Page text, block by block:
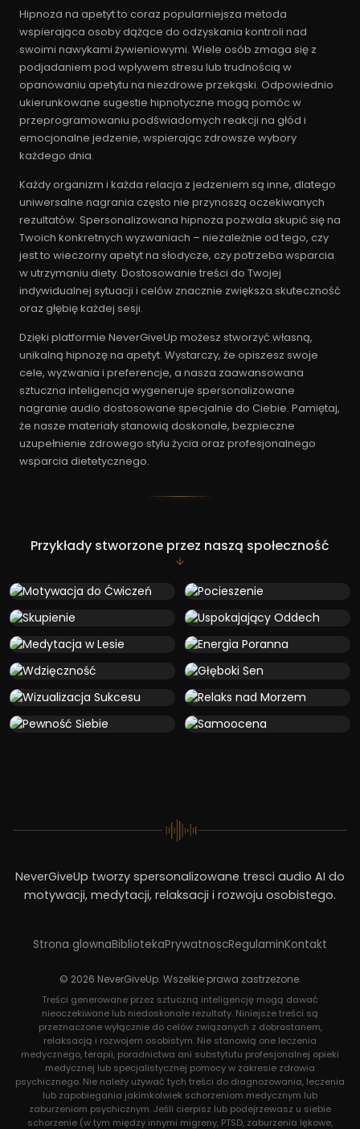
Hipnoza na apetyt to coraz popularniejsza metoda
wspierająca osoby dążące do odzyskania kontroli nad
swoimi nawykami żywieniowymi. Wiele osób zmaga się z
podjadaniem pod wpływem stresu lub trudnością w
opanowaniu apetytu na niezdrowe przekąski. Odpowiednio
ukierunkowane sugestie hipnotyczne mogą pomóc w
przeprogramowaniu podświadomych reakcji na głód i
emocjonalne jedzenie, wspierając zdrowsze wybory
każdego dnia.
Każdy organizm i każda relacja z jedzeniem są inne, dlatego
uniwersalne nagrania często nie przynoszą oczekiwanych
rezultatów. Spersonalizowana hipnoza pozwala skupić się na
Twoich konkretnych wyzwaniach – niezależnie od tego, czy
jest to wieczorny apetyt na słodycze, czy potrzeba wsparcia
w utrzymaniu diety. Dostosowanie treści do Twojej
indywidualnej sytuacji i celów znacznie zwiększa skuteczność
oraz głębię każdej sesji.
Dzięki platformie NeverGiveUp możesz stworzyć własną,
unikalną hipnozę na apetyt. Wystarczy, że opiszesz swoje
cele, wyzwania i preferencje, a nasza zaawansowana
sztuczna inteligencja wygeneruje spersonalizowane
nagranie audio dostosowane specjalnie do Ciebie. Pamiętaj,
że nasze materiały stanowią doskonałe, bezpieczne
uzupełnienie zdrowego stylu życia oraz profesjonalnego
wsparcia dietetycznego.
Przykłady stworzone przez naszą społeczność
NeverGiveUp tworzy spersonalizowane tresci audio AI do
motywacji, medytacji, relaksacji i rozwoju osobistego.
Strona glownaBibliotekaPrywatnoscRegulaminKontakt
© 2026 NeverGiveUp. Wszelkie prawa zastrzezone.
Treści generowane przez sztuczną inteligencję mogą dawać
nieoczekiwane lub niedoskonałe rezultaty. Niniejsze treści są
przeznaczone wyłącznie do celów związanych z dobrostanem,
relaksacją i rozwojem osobistym. Nie stanowią one leczenia
medycznego, terapii, poradnictwa ani substytutu profesjonalnej opieki
medycznej lub specjalistycznej pomocy w zakresie zdrowia
psychicznego. Nie należy używać tych treści do diagnozowania, leczenia
lub zapobiegania jakimkolwiek schorzeniom medycznym lub
zaburzeniom psychicznym. Jeśli cierpisz lub podejrzewasz u siebie
schorzenie (w tym między innymi migreny, PTSD, zaburzenia lękowe,